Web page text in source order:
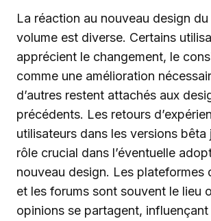
La réaction au nouveau design
volume est diverse. Certains
apprécient le changement, le
comme une amélioration
d’autres restent attachés aux
précédents. Les retours
utilisateurs dans les versions bêta
rôle crucial dans l’éventuelle
nouveau design. Les plateformes
et les forums sont souvent le lieu
opinions se partagent, influençant